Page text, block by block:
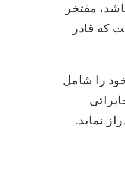
مفتخر
که قادر
را شامل
نماید.